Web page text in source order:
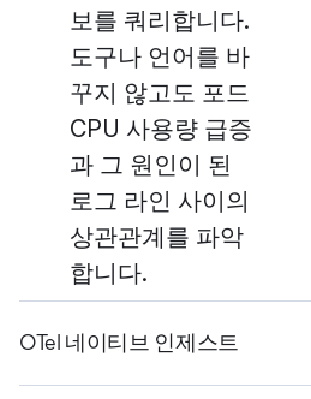
보를 쿼리합니다.
도구나 언어를 바
꾸지 않고도 포드
CPU 사용량 급증
과 그 원인이 된
로그 라인 사이의
상관관계를 파악
합니다.
OTel 네이티브 인제스트